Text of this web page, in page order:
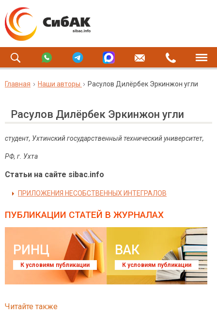
Главная Наши авторы Расулов Дилёрбек Эркинжон угли
Расулов Дилёрбек Эркинжон угли
студент, Ухтинский государственный технический университет,
РФ, г. Ухта
Статьи на сайте sibac.info
ПРИЛОЖЕНИЯ НЕСОБСТВЕННЫХ ИНТЕГРАЛОВ
ПУБЛИКАЦИИ СТАТЕЙ В ЖУРНАЛАХ
РИНЦ
К условиям публикации
ВАК
К условиям публикации
Читайте также